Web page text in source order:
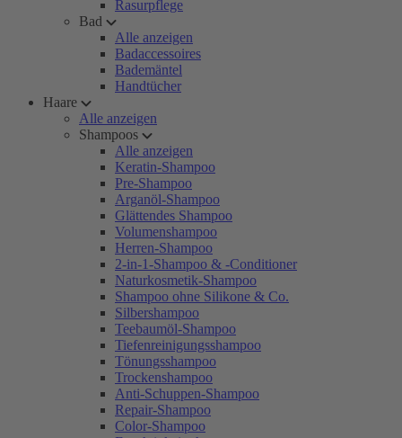
Rasurpflege
Bad
Alle anzeigen
Badaccessoires
Bademäntel
Handtücher
Haare
Alle anzeigen
Shampoos
Alle anzeigen
Keratin-Shampoo
Pre-Shampoo
Arganöl-Shampoo
Glättendes Shampoo
Volumenshampoo
Herren-Shampoo
2-in-1-Shampoo & -Conditioner
Naturkosmetik-Shampoo
Shampoo ohne Silikone & Co.
Silbershampoo
Teebaumöl-Shampoo
Tiefenreinigungsshampoo
Tönungsshampoo
Trockenshampoo
Anti-Schuppen-Shampoo
Repair-Shampoo
Color-Shampoo